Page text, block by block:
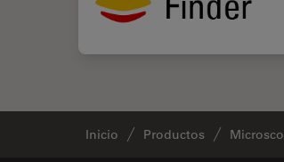
Inicio Productos